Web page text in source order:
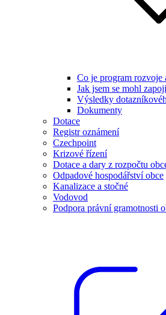
Co je program rozvoje
Jak jsem se mohl
Výsledky
Dokumenty
Dotace
Registr oznámení
Czechpoint
Krizové řízení
Dotace a dary z rozpočtu
Odpadové hospodářství obce
Kanalizace a stočné
Vodovod
Podpora právní gramotnosti